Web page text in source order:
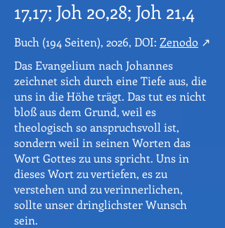
17,17; Joh 20,28; Joh 21,4
Buch (194 Seiten), 2026, DOI: Zenodo ↗
Das Evangelium nach Johannes
zeichnet sich durch eine Tiefe aus, die
uns in die Höhe trägt. Das tut es nicht
bloß aus dem Grund, weil es
theologisch so anspruchsvoll ist,
sondern weil in seinen Worten das
Wort Gottes zu uns spricht. Uns in
dieses Wort zu vertiefen, es zu
verstehen und zu verinnerlichen,
sollte unser dringlichster Wunsch
sein.